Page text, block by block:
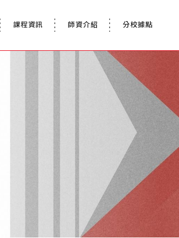
課程資訊 師資介紹 分校據點